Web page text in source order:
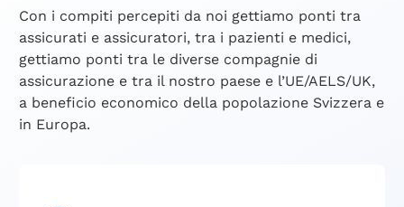
Con i compiti percepiti da noi gettiamo ponti tra
assicurati e assicuratori, tra i pazienti e medici,
gettiamo ponti tra le diverse compagnie di
assicurazione e tra il nostro paese e l’UE/AELS/UK,
a beneficio economico della popolazione Svizzera e
in Europa.